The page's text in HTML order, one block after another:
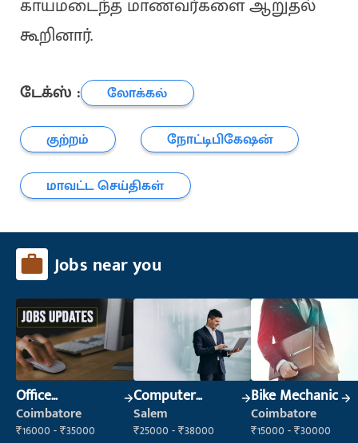
காயமடைந்த மாணவர்களை ஆறுதல்
கூறினார்.
டேக்ஸ் :
லோக்கல்
குற்றம்
நோட்டிபிகேஷன்
மாவட்ட செய்திகள்
Jobs near you
Office
Administrator
Coimbatore
₹16000 - ₹35000
Computer
Operator
Salem
₹25000 - ₹38000
Bike Mechanic
Coimbatore
₹15000 - ₹30000